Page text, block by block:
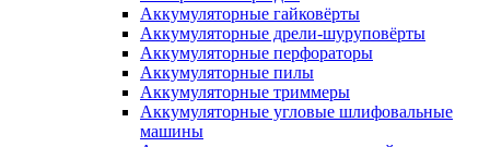
Аккумуляторные гайковёрты
Аккумуляторные дрели-шуруповёрты
Аккумуляторные перфораторы
Аккумуляторные пилы
Аккумуляторные триммеры
Аккумуляторные угловые шлифовальные
машины